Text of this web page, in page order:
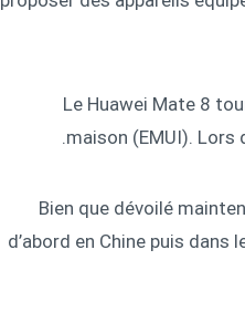
Le Huawei Mate 8
maison (EMUI).
Bien que dévoilé
d’abord en Chine puis